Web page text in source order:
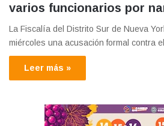
varios funcionarios por
La Fiscalía del Distrito Sur de Nueva
miércoles una acusación formal contra
Leer más »